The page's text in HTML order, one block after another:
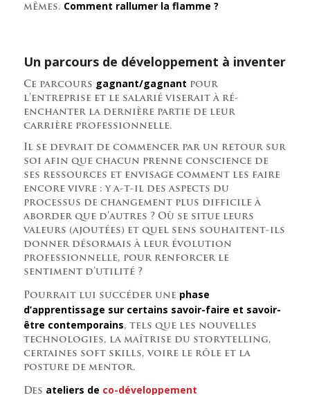
mêmes. Comment rallumer la flamme ?
Un parcours de développement à inventer
Ce parcours gagnant/gagnant pour
l’entreprise et le salarié viserait à ré-
enchanter la dernière partie de leur
carrière professionnelle.
Il se devrait de commencer par un retour sur
soi afin que chacun prenne conscience de
ses ressources et envisage comment les faire
encore vivre : y a-t-il des aspects du
processus de changement plus difficile à
aborder que d’autres ? Où se situe leurs
valeurs (ajoutées) et quel sens souhaitent-ils
donner désormais à leur évolution
professionnelle, pour renforcer le
sentiment d’utilité ?
Pourrait lui succéder une phase
d’apprentissage sur certains savoir-faire et savoir-
être contemporains, tels que les nouvelles
technologies, la maîtrise du storytelling,
certaines soft skills, voire le rôle et la
posture de mentor.
Des ateliers de co-développement